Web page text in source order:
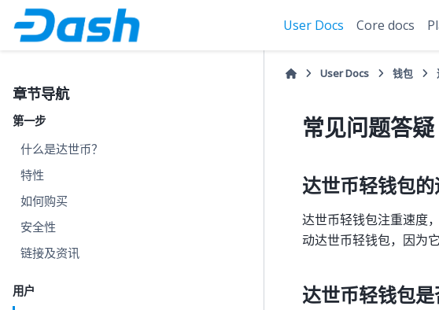
User Docs Core docs
章节导航
第一步
什么是达世币？
特性
如何购买
安全性
链接及资讯
用户
User Docs 钱包
常见问题答疑
达世币轻钱包的
达世币轻钱包注重速度
动达世币轻钱包，因为
达世币轻钱包是